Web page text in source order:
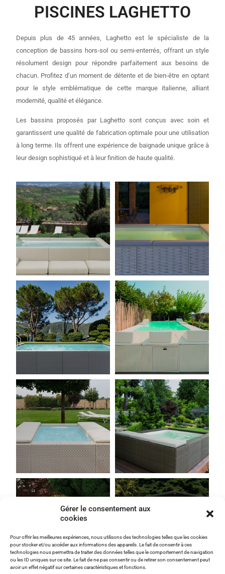
Gérer le consentement aux
cookies
Pour offrir les meilleures expériences, nous utilisons des technologies telles que les cookies
pour stocker et/ou accéder aux informations des appareils. Le fait de consentir à ces
technologies nous permettra de traiter des données telles que le comportement de navigation
ou les ID uniques sur ce site. Le fait de ne pas consentir ou de retirer son consentement peut
avoir un effet négatif sur certaines caractéristiques et fonctions.
PISCINES LAGHETTO
Depuis plus de 45 années, Laghetto est le spécialiste de la
conception de bassins hors-sol ou semi-enterrés, offrant un style
résolument design pour répondre parfaitement aux besoins de
chacun. Profitez d’un moment de détente et de bien-être en optant
pour le style emblématique de cette marque italienne, alliant
modernité, qualité et élégance.
Les bassins proposés par Laghetto sont conçus avec soin et
garantissent une qualité de fabrication optimale pour une utilisation
à long terme. Ils offrent une expérience de baignade unique grâce à
leur design sophistiqué et à leur finition de haute qualité.